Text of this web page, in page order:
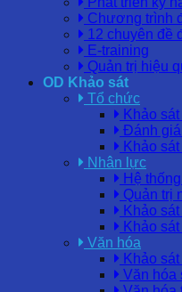
Chương trình
12 chuyên đề
E-training
Quản trị hiệu
OD Khảo sát
Tổ chức
Khảo
Đánh
Khảo
Nhân lực
Hệ
Quản trị
Khảo
Khảo
Văn hóa
Khảo
Văn hóa